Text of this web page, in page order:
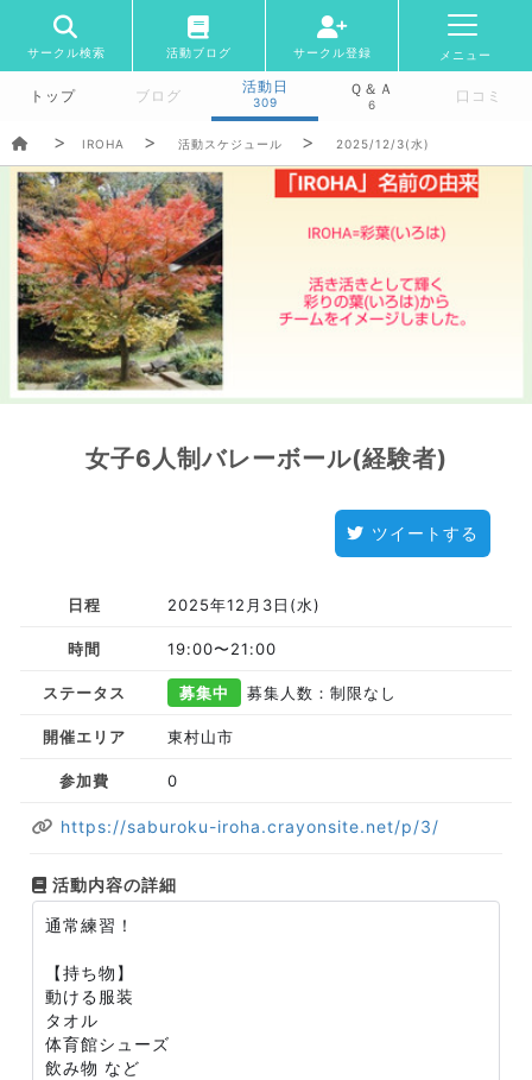
サークル検索 活動ブログ サークル登録 メニュー
トップ ブログ
活動日
309
Ｑ＆Ａ
6 口コミ
IROHA 活動スケジュール 2025/12/3(水)
女子6人制バレーボール(経験者)
ツイートする
日程 2025年12月3日(水)
時間 19:00〜21:00
ステータス 募集中 募集人数：制限なし
開催エリア 東村山市
参加費 0
https://saburoku-iroha.crayonsite.net/p/3/
活動内容の詳細
通常練習！
【持ち物】
動ける服装
タオル
体育館シューズ
飲み物 など